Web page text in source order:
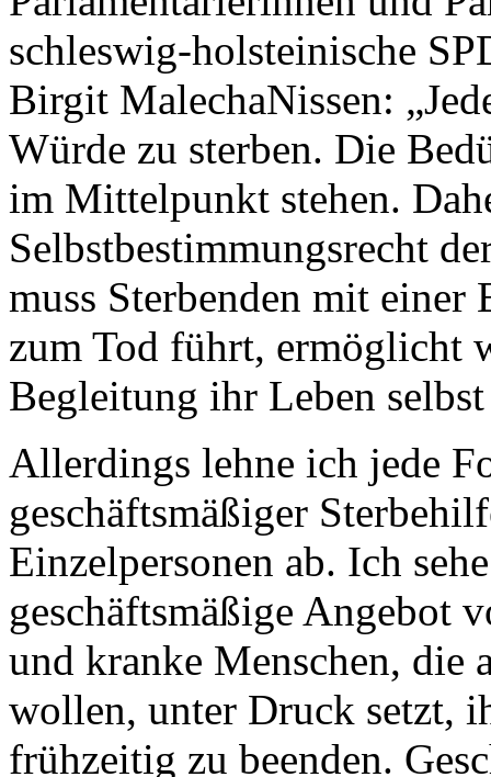
schleswig-holsteinische
Birgit MalechaNissen:
Würde zu sterben. Die
im Mittelpunkt stehen.
Selbstbestimmungsrecht
muss Sterbenden mit
zum Tod führt, ermöglicht
Begleitung ihr Leben
Allerdings lehne ich jede
geschäftsmäßiger
Einzelpersonen ab. Ich
geschäftsmäßige Angebot
und kranke Menschen, die
wollen, unter Druck setzt,
frühzeitig zu beenden.